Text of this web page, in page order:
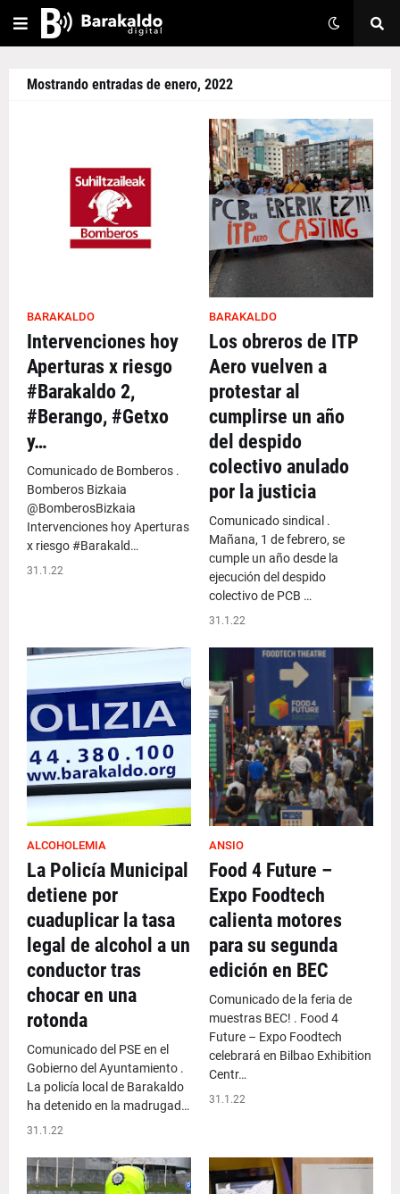
Mostrando entradas de enero, 2022
BARAKALDO
Intervenciones hoy
Aperturas x riesgo
#Barakaldo 2,
#Berango, #Getxo
y…
Comunicado de Bomberos .
Bomberos Bizkaia
@BomberosBizkaia
Intervenciones hoy Aperturas
x riesgo #Barakald…
31.1.22
BARAKALDO
Los obreros de ITP
Aero vuelven a
protestar al
cumplirse un año
del despido
colectivo anulado
por la justicia
Comunicado sindical .
Mañana, 1 de febrero, se
cumple un año desde la
ejecución del despido
colectivo de PCB …
31.1.22
ALCOHOLEMIA
La Policía Municipal
detiene por
cuaduplicar la tasa
legal de alcohol a un
conductor tras
chocar en una
rotonda
Comunicado del PSE en el
Gobierno del Ayuntamiento .
La policía local de Barakaldo
ha detenido en la madrugad…
31.1.22
ANSIO
Food 4 Future –
Expo Foodtech
calienta motores
para su segunda
edición en BEC
Comunicado de la feria de
muestras BEC! . Food 4
Future – Expo Foodtech
celebrará en Bilbao Exhibition
Centr…
31.1.22